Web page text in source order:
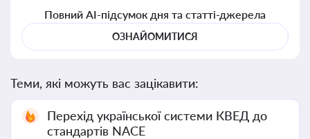
Повний AI-підсумок дня та статті-джерела
ОЗНАЙОМИТИСЯ
Теми, які можуть вас зацікавити:
Перехід української системи КВЕД до
стандартів NACE